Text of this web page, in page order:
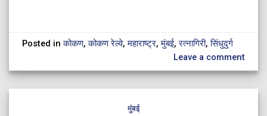
Posted inकोकण,कोकण रेल्वे,महाराष्ट्र,मुंबई,रत्नागिरी,सिंधुदुर्ग
Leave a comment
मुंबई